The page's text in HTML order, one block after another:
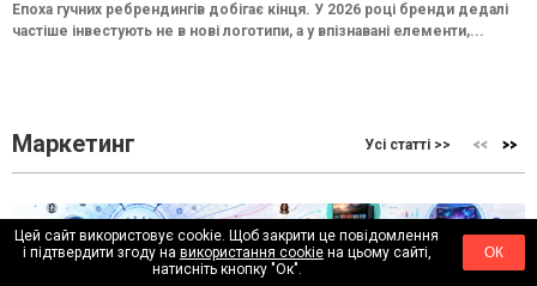
Епоха гучних ребрендингів добігає кінця. У 2026 році бренди дедалі
частіше інвестують не в нові логотипи, а у впізнавані елементи,...
Маркетинг Усі статті >>
Цей сайт використовує cookie. Щоб закрити це повідомлення
і підтвердити згоду на використання cookieна цьому сайті,
натисніть кнопку "Ок".
ОК